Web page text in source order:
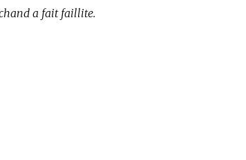
a fait faillite.